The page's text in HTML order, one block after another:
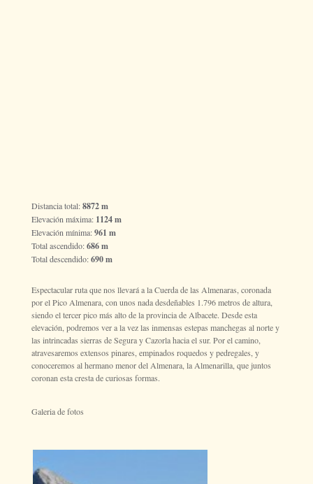
Distancia total:8872 m
Elevación máxima: 1124 m
Elevación mínima:961 m
Total ascendido:686 m
Total descendido:690 m
Espectacular ruta que nos llevará a la Cuerda de las Almenaras, coronada
por el Pico Almenara, con unos nada desdeñables 1.796 metros de altura,
siendo el tercer pico más alto de la provincia de Albacete. Desde esta
elevación, podremos ver a la vez las inmensas estepas manchegas al norte y
las intrincadas sierras de Segura y Cazorla hacia el sur. Por el camino,
atravesaremos extensos pinares, empinados roquedos y pedregales, y
conoceremos al hermano menor del Almenara, la Almenarilla, que juntos
coronan esta cresta de curiosas formas.
Galeria de fotos